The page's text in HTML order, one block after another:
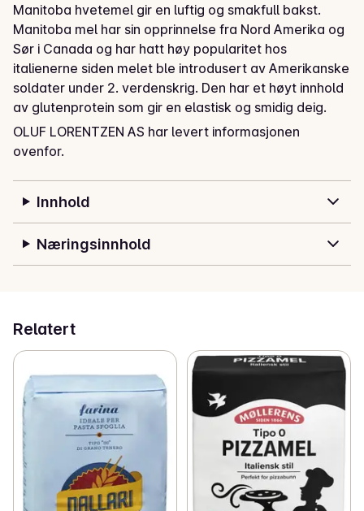
Manitoba hvetemel gir en luftig og smakfull bakst.
Manitoba mel har sin opprinnelse fra Nord Amerika og
Sør i Canada og har hatt høy popularitet hos
italienerne siden melet ble introdusert av Amerikanske
soldater under 2. verdenskrig. Den har et høyt innhold
av glutenprotein som gir en elastisk og smidig deig.
Tipo «0» melet brukes for eksempel til baking av brød,
butterdeig, croissanter og pizza. Vi anbefaler å bruke
elastisk resultat, perfekt for å kaste i lufta som en
ekte «pizzaiolo».
proteininnhold på hele 14%. W: 360-380 som gir en
elastisk og smidig deig som kan heve i 72 timer. Vi
grader!
OLUF LORENTZEN AS har levert informasjonen
ovenfor.
Innhold
Næringsinnhold
Relatert